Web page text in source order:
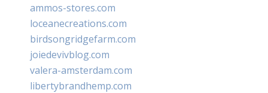
ammos-stores.com
loceanecreations.com
birdsongridgefarm.com
joiedevivblog.com
valera-amsterdam.com
libertybrandhemp.com